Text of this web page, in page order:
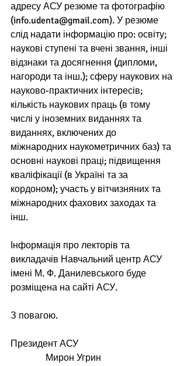
адресу АСУ резюме та фотографію
(info.udenta@gmail.com). У резюме
слід надати інформацію про: освіту;
наукові ступені та вчені звання, інші
відзнаки та досягнення (дипломи,
нагороди та інш.); сферу наукових на
науково-практичних інтересів;
кількість наукових праць (в тому
числі у іноземних виданнях та
виданнях, включених до
міжнародних наукометричних баз) та
основні наукові праці; підвищення
кваліфікації (в Україні та за
кордоном); участь у вітчизняних та
міжнародних фахових заходах та
інш.
Інформація про лекторів та
викладачів Навчальний центр АСУ
імені М. Ф. Данилевського буде
розміщена на сайті АСУ.
З повагою.
Президент АСУ
               Мирон Угрин